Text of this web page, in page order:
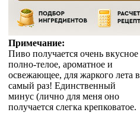
Примечание:
Пиво получается очень вкусное
полно-телое, ароматное и
освежающее, для жаркого лета в
самый раз! Единственный
минус (лично для меня оно
получается слегка крепковатое.